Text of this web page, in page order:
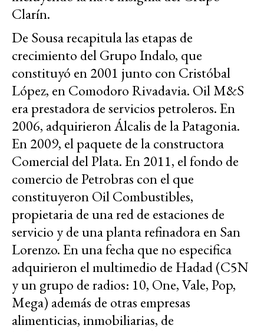
Clarín.
De Sousa recapitula las etapas de
crecimiento del Grupo Indalo, que
constituyó en 2001 junto con Cristóbal
López, en Comodoro Rivadavia. Oil M&S
era prestadora de servicios petroleros. En
2006, adquirieron Álcalis de la Patagonia.
En 2009, el paquete de la constructora
Comercial del Plata. En 2011, el fondo de
comercio de Petrobras con el que
constituyeron Oil Combustibles,
propietaria de una red de estaciones de
servicio y de una planta refinadora en San
Lorenzo. En una fecha que no especifica
adquirieron el multimedio de Hadad (C5N
y un grupo de radios: 10, One, Vale, Pop,
Mega) además de otras empresas
alimenticias, inmobiliarias, de